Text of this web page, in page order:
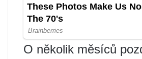
O několik měsíců